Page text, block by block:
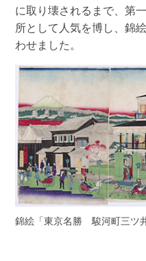
に取り壊されるまで、第
所として人気を博し、錦
わせました。
錦絵「東京名勝 駿河町三ツ